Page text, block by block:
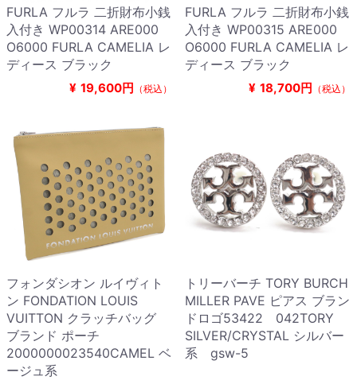
FURLA フルラ 二折財布小銭
入付き WP00314 ARE000
O6000 FURLA CAMELIA レ
ディース ブラック
¥ 19,600円 （税込）
FURLA フルラ 二折財布小銭
入付き WP00315 ARE000
O6000 FURLA CAMELIA レ
ディース ブラック
¥ 18,700円 （税込）
フォンダシオン ルイヴィト
ン FONDATION LOUIS
VUITTON クラッチバッグ
ブランド ポーチ
2000000023540CAMEL ベ
ージュ系
トリーバーチ TORY BURCH
MILLER PAVE ピアス ブラン
ドロゴ53422 042TORY
SILVER/CRYSTAL シルバー
系 gsw-5